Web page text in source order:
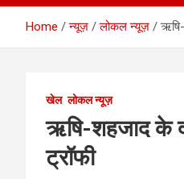
Home न्यूज़ लोकल न्यूज़ ऋषि-
खेल लोकल न्यूज़
ऋषि-शहजाद के
ट्रॉफी